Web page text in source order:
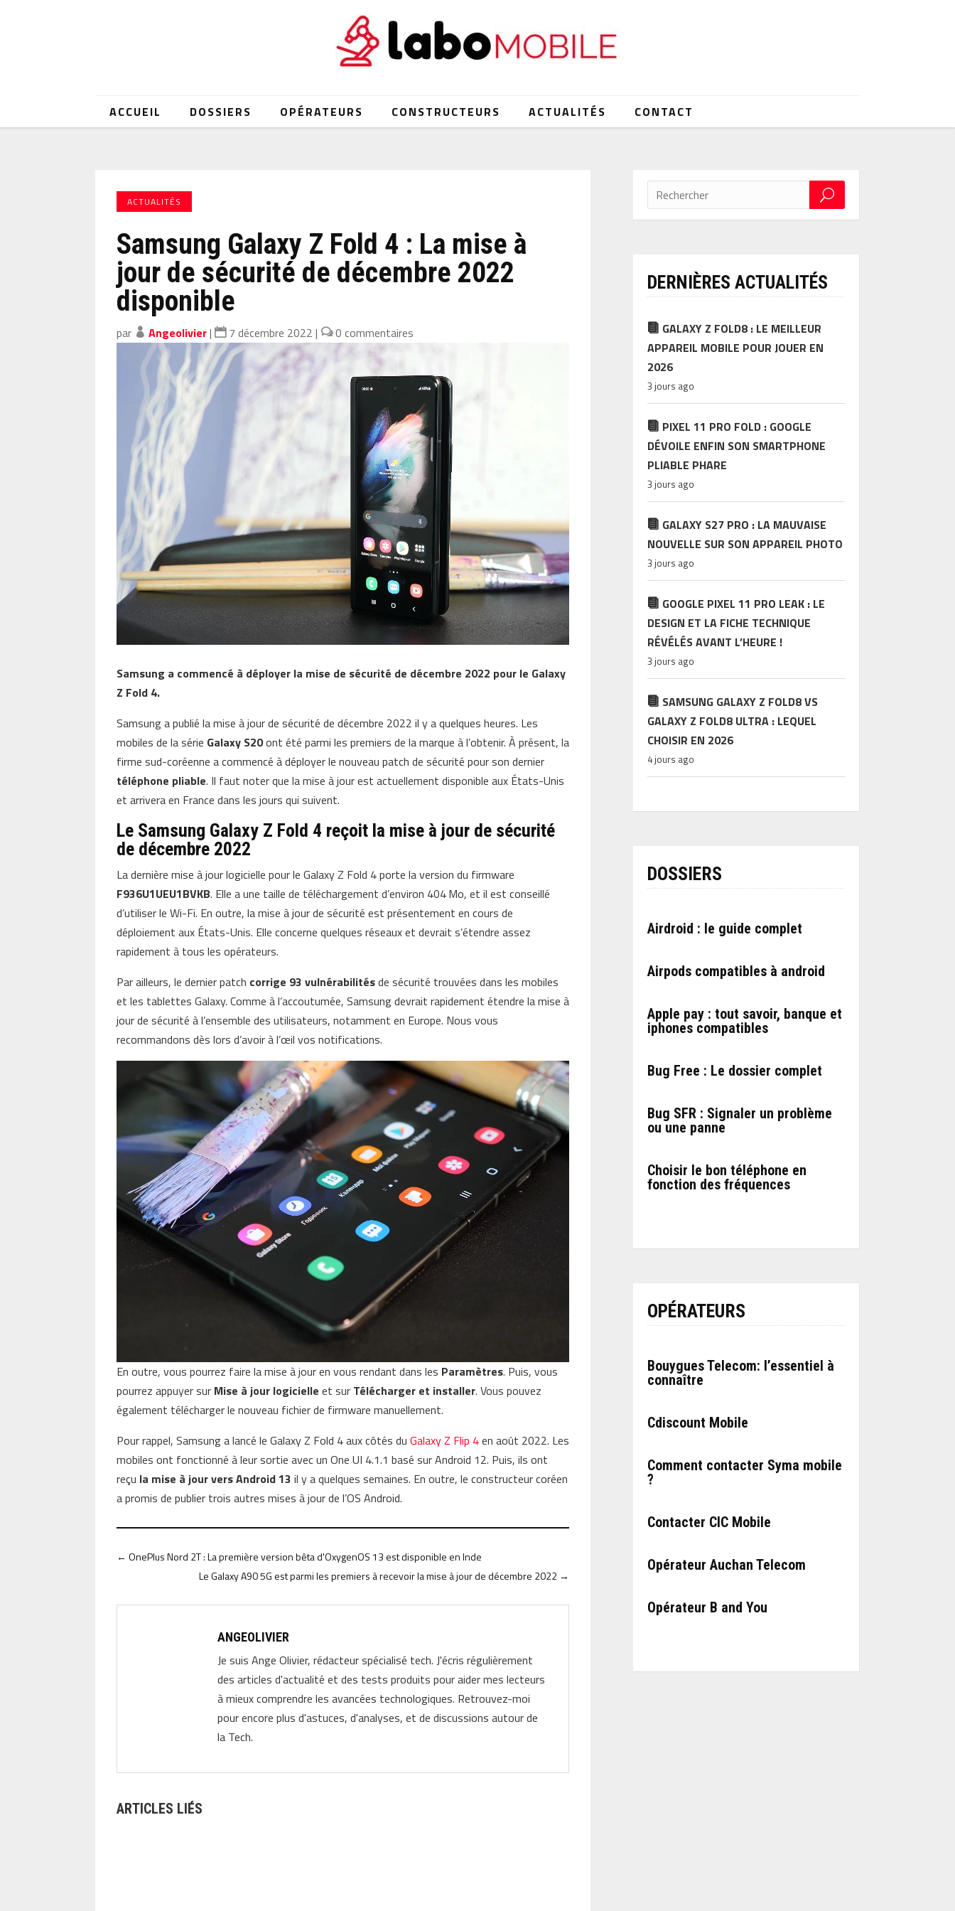
ACCUEIL DOSSIERS OPÉRATEURS CONSTRUCTEURS ACTUALITÉS CONTACT
ACTUALITÉS
Samsung Galaxy Z Fold 4 : La mise à
jour de sécurité de décembre 2022
disponible
par Angeolivier| 7 décembre 2022 | 0 commentaires
Samsung a commencé à déployer la mise de sécurité de décembre 2022 pour le Galaxy
Z Fold 4.
Samsung a publié la mise à jour de sécurité de décembre 2022 il y a quelques heures. Les
mobiles de la série Galaxy S20ont été parmi les premiers de la marque à l’obtenir. À présent, la
firme sud-coréenne a commencé à déployer le nouveau patch de sécurité pour son dernier
téléphone pliable. Il faut noter que la mise à jour est actuellement disponible aux États-Unis
et arrivera en France dans les jours qui suivent.
Le Samsung Galaxy Z Fold 4 reçoit la mise à jour de sécurité
de décembre 2022
La dernière mise à jour logicielle pour le Galaxy Z Fold 4 porte la version du firmware
F936U1UEU1BVKB. Elle a une taille de téléchargement d’environ 404 Mo, et il est conseillé
d’utiliser le Wi-Fi. En outre, la mise à jour de sécurité est présentement en cours de
déploiement aux États-Unis. Elle concerne quelques réseaux et devrait s’étendre assez
rapidement à tous les opérateurs.
Par ailleurs, le dernier patch corrige 93 vulnérabilitésde sécurité trouvées dans les mobiles
et les tablettes Galaxy. Comme à l’accoutumée, Samsung devrait rapidement étendre la mise à
jour de sécurité à l’ensemble des utilisateurs, notamment en Europe. Nous vous
recommandons dès lors d’avoir à l’œil vos notifications.
En outre, vous pourrez faire la mise à jour en vous rendant dans les Paramètres. Puis, vous
pourrez appuyer sur Mise à jour logicielle et sur Télécharger et installer. Vous pouvez
également télécharger le nouveau fichier de firmware manuellement.
Pour rappel, Samsung a lancé le Galaxy Z Fold 4 aux côtés duGalaxy Z Flip 4en août 2022. Les
mobiles ont fonctionné à leur sortie avec un One UI 4.1.1 basé sur Android 12. Puis, ils ont
reçu la mise à jour vers Android 13 il y a quelques semaines. En outre, le constructeur coréen
a promis de publier trois autres mises à jour de l’OS Android.
←OnePlus Nord 2T : La première version bêta d'OxygenOS 13 est disponible en Inde
Le Galaxy A90 5G est parmi les premiers à recevoir la mise à jour de décembre 2022 →
ANGEOLIVIER
Je suis Ange Olivier, rédacteur spécialisé tech. J'écris régulièrement
des articles d'actualité et des tests produits pour aider mes lecteurs
à mieux comprendre les avancées technologiques. Retrouvez-moi
pour encore plus d'astuces, d'analyses, et de discussions autour de
la Tech.
ARTICLES LIÉS
DERNIÈRES ACTUALITÉS
GALAXY Z FOLD8 : LE MEILLEUR
APPAREIL MOBILE POUR JOUER EN
2026
3 jours ago
PIXEL 11 PRO FOLD : GOOGLE
DÉVOILE ENFIN SON SMARTPHONE
PLIABLE PHARE
3 jours ago
GALAXY S27 PRO : LA MAUVAISE
NOUVELLE SUR SON APPAREIL PHOTO
3 jours ago
GOOGLE PIXEL 11 PRO LEAK : LE
DESIGN ET LA FICHE TECHNIQUE
RÉVÉLÉS AVANT L’HEURE !
3 jours ago
SAMSUNG GALAXY Z FOLD8 VS
GALAXY Z FOLD8 ULTRA : LEQUEL
CHOISIR EN 2026
4 jours ago
DOSSIERS
Airdroid : le guide complet
Airpods compatibles à android
Apple pay : tout savoir, banque et
iphones compatibles
Bug Free : Le dossier complet
Bug SFR : Signaler un problème
ou une panne
Choisir le bon téléphone en
fonction des fréquences
OPÉRATEURS
Bouygues Telecom: l’essentiel à
connaître
Cdiscount Mobile
Comment contacter Syma mobile
?
Contacter CIC Mobile
Opérateur Auchan Telecom
Opérateur B and You